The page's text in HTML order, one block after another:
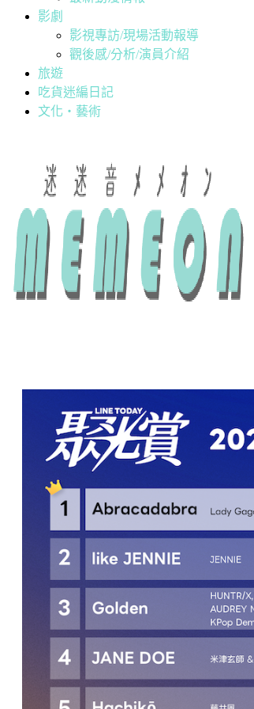
影劇
影視專訪/現場活動報導
觀後感/分析/演員介紹
旅遊
吃貨迷編日記
文化・藝術